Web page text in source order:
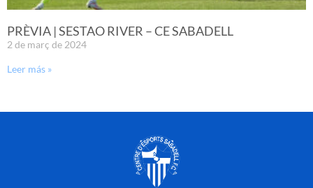
PRÈVIA | SESTAO RIVER – CE SABADELL
2 de març de 2024
Leer más »